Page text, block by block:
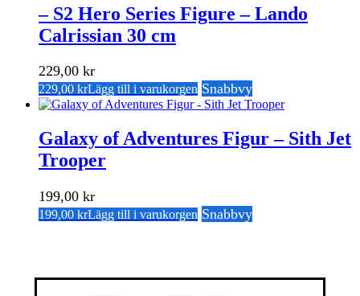
– S2 Hero Series Figure – Lando
Calrissian 30 cm
229,00 kr
229,00 krLägg till i varukorgen Snabbvy
Galaxy of Adventures Figur – Sith Jet
Trooper
199,00 kr
199,00 krLägg till i varukorgen Snabbvy